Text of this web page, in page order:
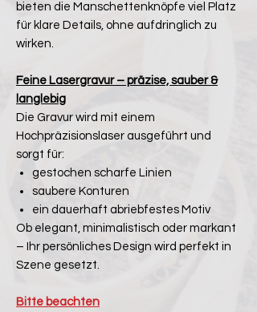
bieten die Manschettenknöpfe viel Platz
für klare Details, ohne aufdringlich zu
wirken.
Feine Lasergravur – präzise, sauber &
langlebig
Die Gravur wird mit einem
Hochpräzisionslaser ausgeführt und
sorgt für:
gestochen scharfe Linien
saubere Konturen
ein dauerhaft abriebfestes Motiv
Ob elegant, minimalistisch oder markant
– Ihr persönliches Design wird perfekt in
Szene gesetzt.
Bitte beachten